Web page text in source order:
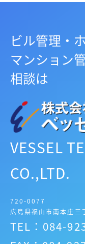
ビル管理・
マンション
相談は
VESSEL
CO.,LTD.
720-0077
広島県福山市南本庄三
TEL：084-